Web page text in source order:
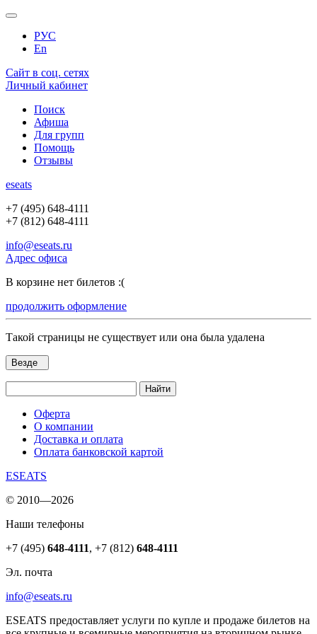
РУС
En
Сайт в соц. сетях
Личный кабинет
Поиск
Афиша
Для групп
Помощь
Отзывы
eseats
+7 (495) 648-4111
+7 (812) 648-4111
info@eseats.ru
Адрес офиса
В корзине нет билетов :(
продолжить оформление
Такой страницы не существует или она была удалена
Везде
Найти
Оферта
О компании
Доставка и оплата
Оплата банковской картой
ESEATS
© 2010—2026
Наши телефоны
+7 (495) 648-4111, +7 (812) 648-4111
Эл. почта
info@eseats.ru
ESEATS предоставляет услуги по купле и продаже билетов на